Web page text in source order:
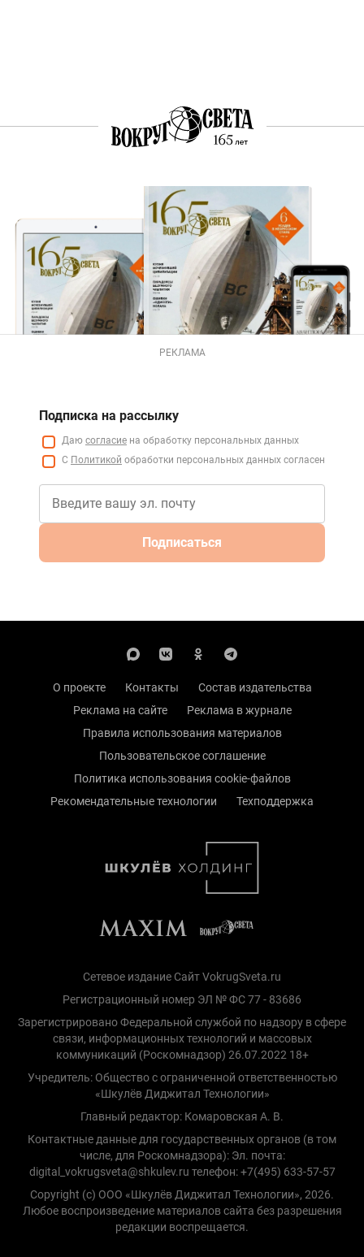
РЕКЛАМА
Подписка на рассылку
Даю согласие на обработку персональных данных
С Политикой обработки персональных данных согласен
Подписаться
О проекте Контакты
Состав издательства
Реклама на сайте
Реклама в журнале
Правила использования материалов
Пользовательское соглашение
Политика использования cookie-файлов
Рекомендательные технологии
Техподдержка
Сетевое издание Сайт VokrugSveta.ru
Регистрационный номер ЭЛ № ФС 77 - 83686
Зарегистрировано Федеральной службой по надзору в сфере
связи, информационных технологий и массовых
коммуникаций (Роскомнадзор) 26.07.2022 18+
Учредитель: Общество с ограниченной ответственностью
«Шкулёв Диджитал Технологии»
Главный редактор: Комаровская А. В.
Контактные данные для государственных органов (в том
числе, для Роскомнадзора): Эл. почта:
digital_vokrugsveta@shkulev.ru телефон: +7(495) 633-57-57
Copyright (с) ООО «Шкулёв Диджитал Технологии», 2026.
Любое воспроизведение материалов сайта без разрешения
редакции воспрещается.